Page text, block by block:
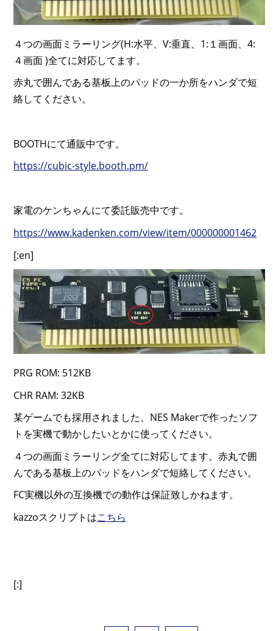
４つの画面ミラーリング(H:水平、V:垂直、1:１画面、4:
４画面 )全てに対応してます。
赤丸で囲んである基板上のパッドの一か所をハンダで短
絡してください。
BOOTHにて通販中です。
https://cubic-style.booth.pm/
家電のケンちゃんにて委託販売中です。
https://www.kadenken.com/view/item/000000001462
[:en]
PRG ROM: 512KB
CHR RAM: 32KB
某ゲームでも採用されました、NES Makerで作ったソフ
トを実機で動かしたいとかに使ってください。
４つの画面ミラーリング全てに対応してます。赤丸で囲
んである基板上のパッドをハンダで短絡してください。
FC実機以外の互換機での動作は保証致しかねます。
kazzoスクリプトはこちら
[:]
Page